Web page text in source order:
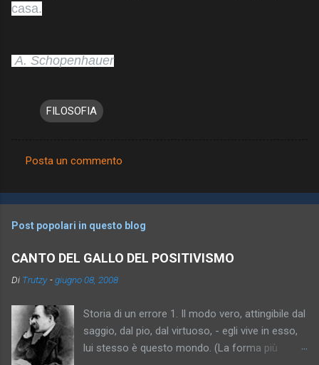
casa.
A. Schopenhauer
FILOSOFIA
o
e
n
i
Posta un commento
Post popolari in questo blog
CANTO DEL GALLO DEL POSITIVISMO
Di Trutzy -giugno 08, 2008
Storia di un errore 1. Il modo vero, attingibile dal
saggio, dal pio, dal virtuoso, - egli vive in esso,
lui stesso è questo mondo. (La forma più